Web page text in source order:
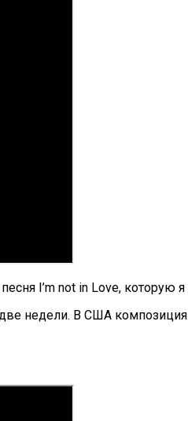
I’m not in Love, которую
недели. В США